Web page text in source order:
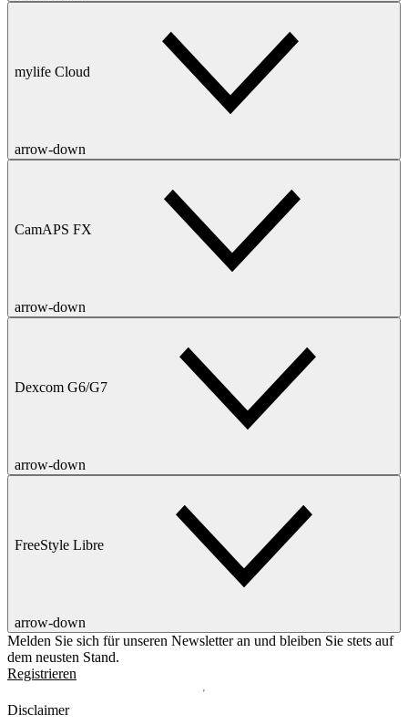
mylife Cloud
arrow-down
CamAPS FX
arrow-down
Dexcom G6/G7
arrow-down
FreeStyle Libre
arrow-down
Melden Sie sich für unseren Newsletter an und bleiben Sie stets auf
dem neusten Stand.
Registrieren
Disclaimer